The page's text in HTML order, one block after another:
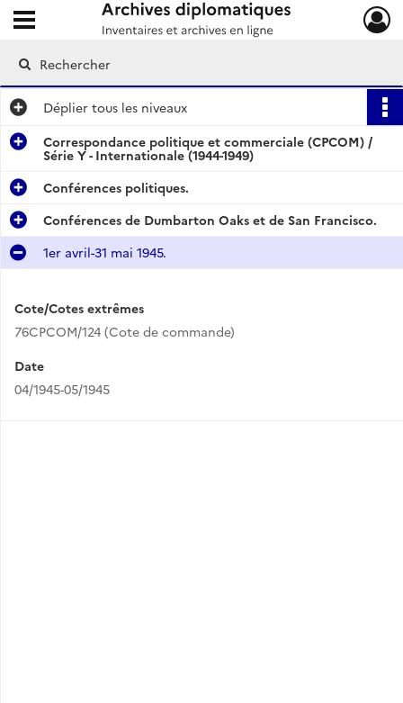
Archives diplomatiques
Ouvrir le menu déroulant
Déplier tous les niveaux
Correspondance politique et commerciale (CPCOM) /
Série Y - Internationale (1944-1949)
Conférences politiques.
Conférences de Dumbarton Oaks et de San Francisco.
1er avril-31 mai 1945.
Cote/Cotes extrêmes
76CPCOM/124 (Cote de commande)
Date
04/1945-05/1945